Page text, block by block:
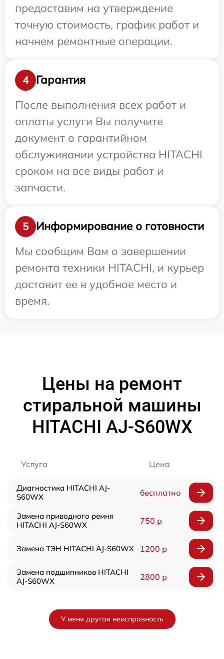
предоставим на утверждение
точную стоимость, график работ и
начнем ремонтные операции.
4
Гарантия
После выполнения всех работ и
оплаты услуги Вы получите
документ о гарантийном
обслуживании устройства HITACHI
сроком на все виды работ и
запчасти.
5
Информирование о готовности
Мы сообщим Вам о завершении
ремонта техники HITACHI, и курьер
доставит ее в удобное место и
время.
Цены на ремонт
стиральной машины
HITACHI AJ-S60WX
Услуга Цена
Диагностика HITACHI AJ-
S60WX
бесплатно
Замена приводного ремня
HITACHI AJ-S60WX
750 р
Замена ТЭН HITACHI AJ-S60WX 1200 р
Замена подшипников HITACHI
AJ-S60WX
2800 р
У меня другая неисправность